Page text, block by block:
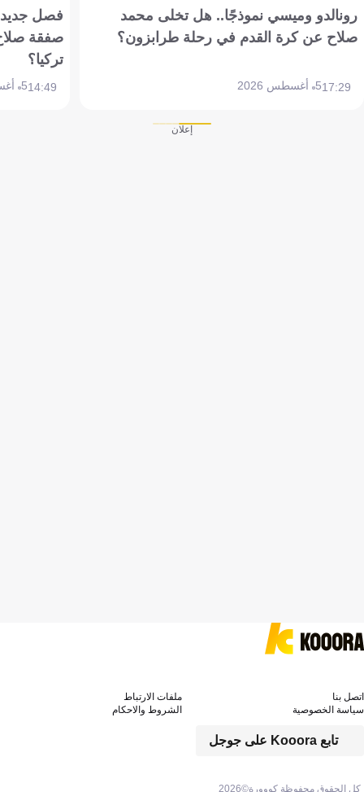
رونالدو وميسي نموذجًا.. هل تخلى محمد
صلاح عن كرة القدم في رحلة طرابزون؟
17:295 أغسطس 2026
فصل جديد
صفقة
تركيا؟
14:495 أغسطس 2026
إعلان
كل الحقوق محفوظة كووورة©2026
تابع Kooora على جوجل
اتصل بنا
ملفات الارتباط
سياسة الخصوصية
الشروط والاحكام